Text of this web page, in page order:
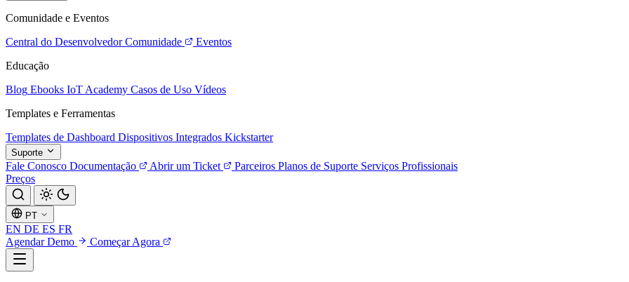
Comunidade e Eventos
Central do Desenvolvedor Comunidade
Eventos
Educação
Blog Ebooks IoT Academy Casos de Uso Vídeos
Templates e Ferramentas
Templates de Dashboard Dispositivos Integrados Kickstarter
Suporte
Fale Conosco Documentação Abrir um Ticket Parceiros Planos de Suporte Serviços Profissionais
Preços
PT
EN DE ES FR
Agendar Demo
Começar Agora